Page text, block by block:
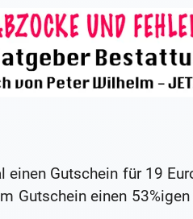
einen Gutschein für 19
Gutschein einen